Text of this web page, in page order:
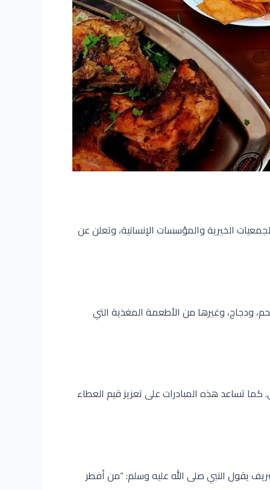
الخيرية والمؤسسات الإنسانية، وتعلن عن
ودجاج، وغيرها من الأطعمة المغذية التي
تساعد هذه المبادرات على تعزيز قيم العطاء
يقول النبي صلى الله عليه وسلم: “من أفطر